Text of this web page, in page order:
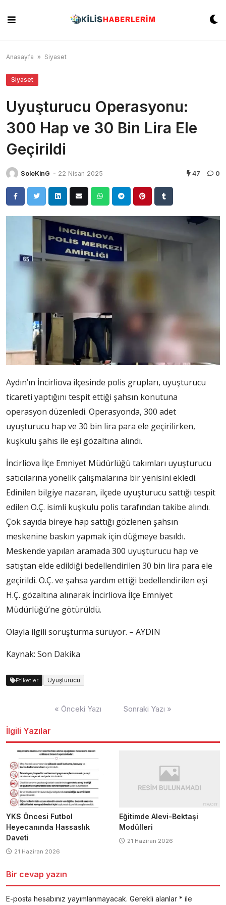
content
Anasayfa » Siyaset
Siyaset
Uyuşturucu Operasyonu:
300 Hap ve 30 Bin Lira Ele
Geçirildi
SoleKinG - 22 Nisan 2025 47 0
Aydın’ın İncirliova ilçesinde polis grupları, uyuşturucu
ticareti yaptığını tespit ettiği şahsın konutuna
operasyon düzenledi. Operasyonda, 300 adet
uyuşturucu hap ve 30 bin lira para ele geçirilirken,
kuşkulu şahıs ile eşi gözaltına alındı.
İncirliova İlçe Emniyet Müdürlüğü takımları uyuşturucu
satıcılarına yönelik çalışmalarına bir yenisini ekledi.
Edinilen bilgiye nazaran, ilçede uyuşturucu sattığı tespit
edilen O.Ç. isimli kuşkulu polis tarafından takibe alındı.
Çok sayıda bireye hap sattığı gözlenen şahsın
meskenine baskın yapmak için düğmeye basıldı.
Meskende yapılan aramada 300 uyuşturucu hap ve
satıştan elde edildiği bedellendirilen 30 bin lira para ele
geçirildi. O.Ç. ve şahsa yardım ettiği bedellendirilen eşi
H.Ç. gözaltına alınarak İncirliova İlçe Emniyet
Müdürlüğü’ne götürüldü.
Olayla ilgili soruşturma sürüyor. – AYDIN
Kaynak: Son Dakika
Etiketler Uyuşturucu
« Önceki Yazı Sonraki Yazı »
İlgili Yazılar
YKS Öncesi Futbol
Heyecanında Hassaslık
Daveti
21 Haziran 2026
Eğitimde Alevi-Bektaşi
Modülleri
21 Haziran 2026
Bir cevap yazın
E-posta hesabınız yayımlanmayacak. Gerekli alanlar * ile